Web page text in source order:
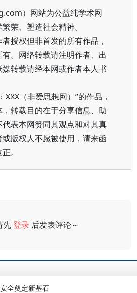
）网站为公益纯学术网
荣、塑造社会精神。
授权但非首发的所有作品，
。网络转载请注明作者、出
转载请经本网或作者本人书
XXX（非爱思想网）”的作品，
转载目的在于分享信息、助
表本网赞同其观点和对其真
版权人不愿被使用，请来函
。
先登录 后发表评论～
全奠定新基石